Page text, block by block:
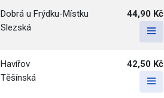
Dobrá u Frýdku-Místku
Slezská
44,90 Kč
Havířov
Těšínská
42,50 Kč